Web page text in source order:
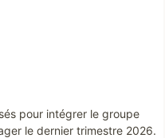
pour intégrer le groupe
le dernier trimestre 2026.